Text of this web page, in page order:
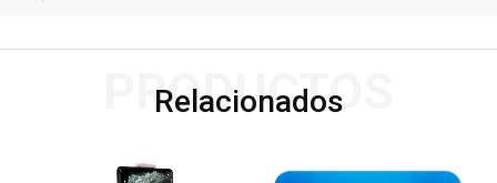
Relacionados
PRODUCTOS